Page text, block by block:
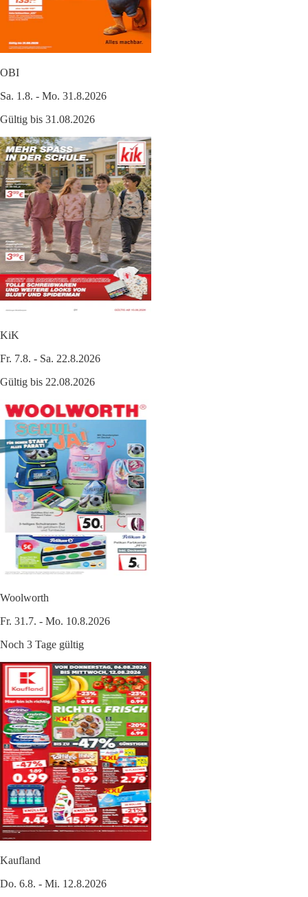
OBI
Sa. 1.8. - Mo. 31.8.2026
Gültig bis 31.08.2026
KiK
Fr. 7.8. - Sa. 22.8.2026
Gültig bis 22.08.2026
Woolworth
Fr. 31.7. - Mo. 10.8.2026
Noch 3 Tage gültig
Kaufland
Do. 6.8. - Mi. 12.8.2026